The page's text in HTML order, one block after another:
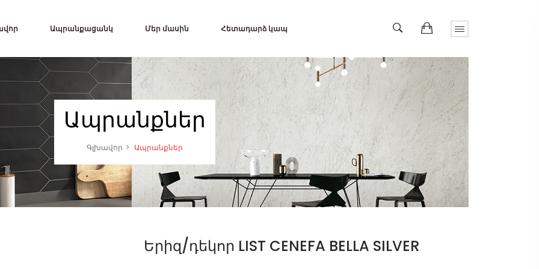
Ապրանքացանկ Մեր մասին Հետադարձ կապ
Ապրանքներ
Գլխավոր Ապրանքներ
Երիզ/դեկոր LIST CENEFA BELLA SILVER